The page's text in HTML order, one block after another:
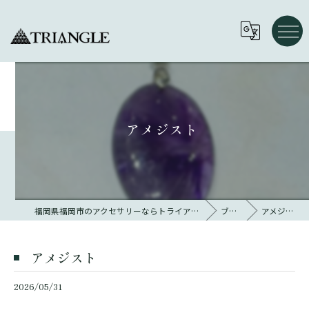
アメジスト
福岡県福岡市のアクセサリーならトライアングル 大名 ブログ アメジスト
アメジスト
2026/05/31